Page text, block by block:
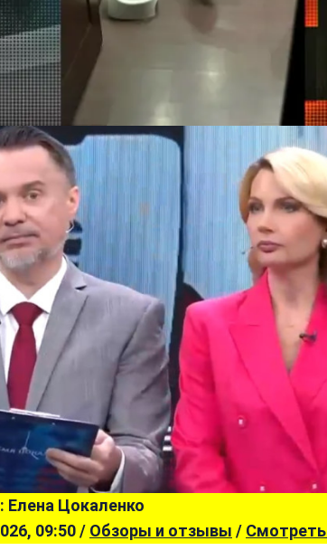
Елена Цокаленко
09:50 / Обзоры и отзывы /